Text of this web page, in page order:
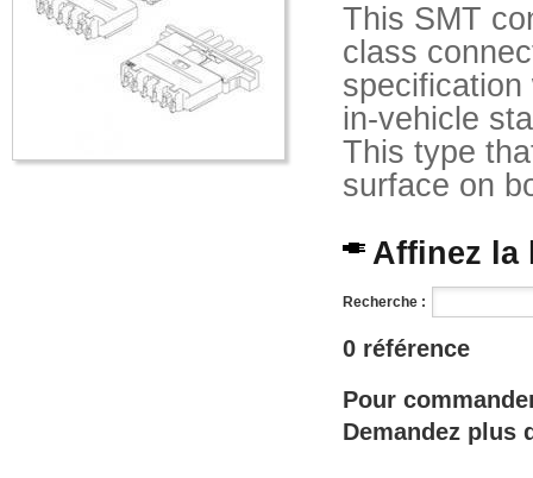
This SMT
class
in-vehicle
This type
surface on
Affinez la
Recherche :
0 référence
Pour
Demandez